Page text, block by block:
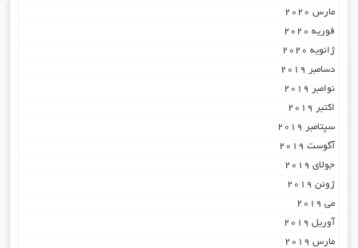
مارس 2020
فوریه 2020
ژانویه 2020
دسامبر 2019
نوامبر 2019
اکتبر 2019
سپتامبر 2019
آگوست 2019
جولای 2019
ژوئن 2019
می 2019
آوریل 2019
مارس 2019